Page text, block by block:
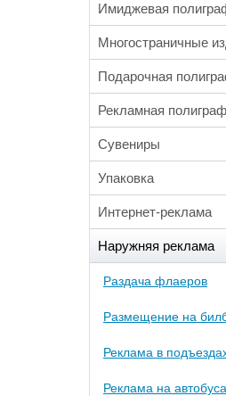
Имиджевая
Многостраничные
Подарочная
Рекламная
Сувениры
Упаковка
Интернет-реклама
Наружняя реклама
Раздача флаеров
Размещение на
Реклама в
Реклама на